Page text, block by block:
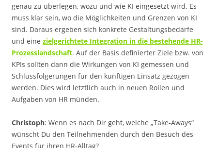
genau zu überlegen, wozu und wie KI eingesetzt wird. Es
muss klar sein, wo die Möglichkeiten und Grenzen von KI
sind. Daraus ergeben sich konkrete Gestaltungsbedarfe
und eine zielgerichtete Integration in die bestehende HR-
Prozesslandschaft. Auf der Basis definierter Ziele bzw. von
KPIs sollten dann die Wirkungen von KI gemessen und
Schlussfolgerungen für den künftigen Einsatz gezogen
werden. Dies wird letztlich auch in neuen Rollen und
Aufgaben von HR münden.
Christoph: Wenn es nach Dir geht, welche „Take-Aways“
wünscht Du den Teilnehmenden durch den Besuch des
Events für ihren HR-Alltag?